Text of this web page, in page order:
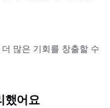
많은 기회를 창출할 수
했어요